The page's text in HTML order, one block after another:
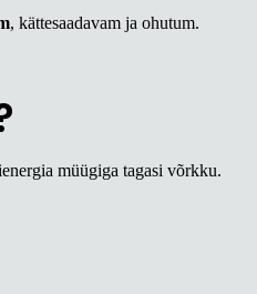
, kättesaadavam ja ohutum.
müügiga tagasi võrkku.